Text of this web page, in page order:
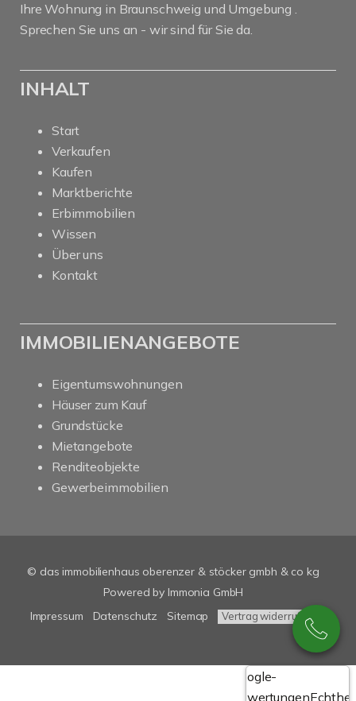
Ihre Wohnung in Braunschweig und Umgebung .
Sprechen Sie uns an - wir sind für Sie da.
INHALT
Start
Verkaufen
Kaufen
Marktberichte
Erbimmobilien
Wissen
Über uns
Kontakt
IMMOBILIENANGEBOTE
Eigentumswohnungen
Häuser zum Kauf
Grundstücke
Mietangebote
Renditeobjekte
Gewerbeimmobilien
© das immobilienhaus oberenzer & stöcker gmbh & co kg
Powered by Immonia GmbH
Impressum
Datenschutz Sitemap Vertrag widerrufen
Google-
Bewertungen